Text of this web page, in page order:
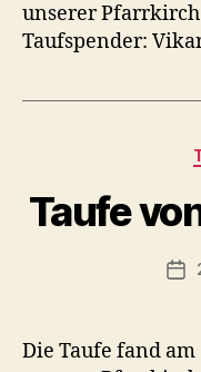
unserer
Taufspender:
Taufe
Die Taufe fand am